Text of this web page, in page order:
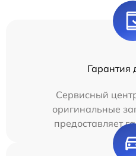
Гарантия
Сервисный
оригинальные
предоставляет